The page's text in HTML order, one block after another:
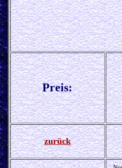
Preis:
zurück